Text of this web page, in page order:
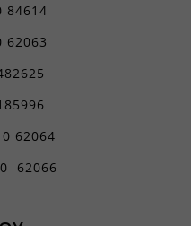
84614
62063
62064
62066